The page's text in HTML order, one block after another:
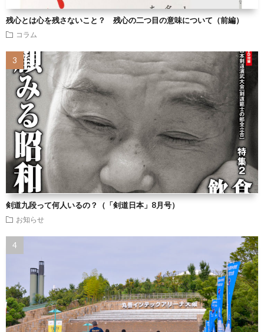
残心とは心を残さないこと？ 残心の二つ目の意味について（前編）
コラム
剣道九段って何人いるの？（「剣道日本」8月号）
お知らせ